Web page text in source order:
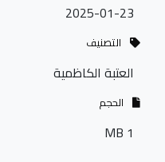
2025-01-23
التصنيف
العتبة الكاظمية
الحجم
1 MB